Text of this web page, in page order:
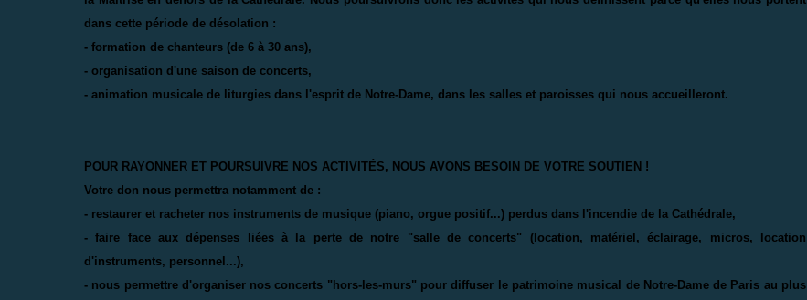
dans cette période de désolation :
- formation de chanteurs (de 6 à 30 ans),
- organisation d'une saison de concerts,
- animation musicale de liturgies dans l'esprit de Notre-Dame, dans les salles et paroisses qui nous accueilleront.
POUR RAYONNER ET POURSUIVRE NOS ACTIVITÉS, NOUS AVONS BESOIN DE VOTRE SOUTIEN !
Votre don nous permettra notamment de :
- restaurer et racheter nos instruments de musique (piano, orgue positif...) perdus dans l'incendie de la Cathédrale,
- faire face aux dépenses liées à la perte de notre "salle de concerts" (location, matériel, éclairage, micros, location
d'instruments, personnel...),
- nous permettre d'organiser nos concerts "hors-les-murs" pour diffuser le patrimoine musical de Notre-Dame de Paris au plus